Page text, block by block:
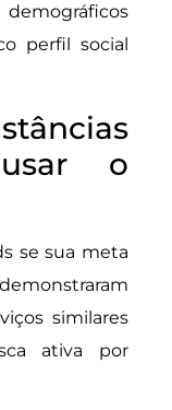
perfil social
o
se sua meta
similares
ativa por